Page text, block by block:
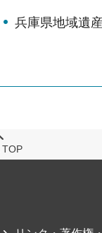
兵庫県地域遺
TOP